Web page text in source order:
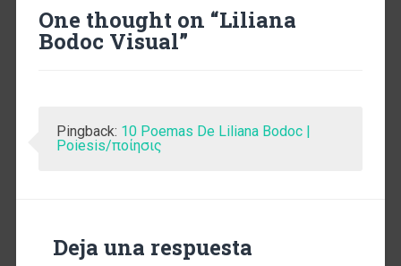
One thought on “Liliana
Bodoc Visual”
Pingback: 10 Poemas De Liliana Bodoc |
Poiesis/ποίησις
Deja una respuesta